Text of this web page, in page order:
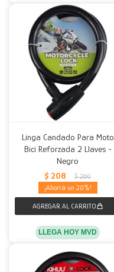
Linga Candado Para Moto
Bici Reforzada 2 Llaves -
Negro
$ 208 $ 260
20
LLEGA HOY MVD